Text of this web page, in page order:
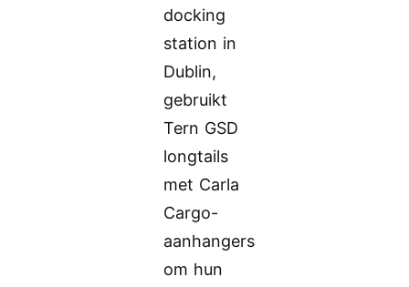
docking
station in
Dublin,
gebruikt
Tern GSD
longtails
met Carla
Cargo-
aanhangers
om hun